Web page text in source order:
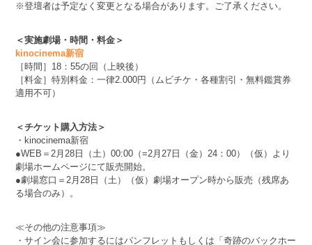
※登壇者は予定なく変更となる場合があります。ご了承ください。
＜実施劇場・時間・料金＞
kinocinema新宿
［時間］18：55の回（上映後）
［料金］特別料金：一律2.000円（ムビチケ・各種割引・無料鑑賞券
適用不可）
＜チケット購入方法＞
・kinocinema新宿
●WEB＝2月28日（土）00:00（=2月27日（金）24：00）（仮）より
劇場ホームページにて販売開始。
●劇場窓口＝2月28日（土）（仮）劇場オープン時から販売（残席あ
る場合のみ）。
≪その他の注意事項≫
・サイン会に参加するにはパンフレットもしくは「奇跡のバックホー